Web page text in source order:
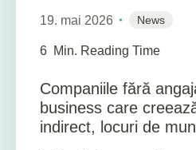
19. mai 2026 News
6 Min. Reading Time
Companiile fără
business care
indirect, locuri de